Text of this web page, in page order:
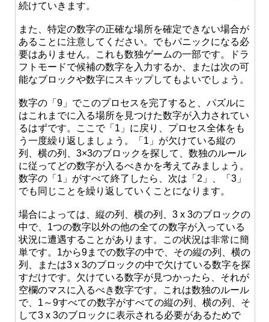
続けていきます。
また、特定の数字の正確な場所を確定できない場合が
あることに注意してください。でもパニックになる必
要はありません。これも数独ゲームの一部です。ドラ
フトモードで候補の数字を入力するか、または次の可
能なブロックや数字にスキップしてもよいでしょう。
数字の「9」でこのプロセスを完了すると、パズルに
はこれまでに入る場所を見つけた数字が入力されてい
るはずです。ここで「1」に戻り、プロセス全体をも
う一度繰り返しましょう。「1」が欠けている縦の
列、横の列、3×3のブロックを探して、数独のルール
に従ってどの数字が入るべきかを考えてみましょう。
数字の「1」がすべて終了したら、次は「2」、「3」
でも同じことを繰り返していくことになります。
場合によっては、縦の列、横の列、3 x 3のブロックの
中で、1つの数字以外の他の全ての数字が入っている
状況に遭遇することがあります。この状況は非常に簡
単です。1から9までの数字の中で、その縦の列、横の
列、または3 x 3のブロックの中で欠けている数字を探
すだけです。欠けている数字が見つかったら、それが
空欄のマスに入るべき数字です。これは数独のルール
で、1～9すべての数字がすべての縦の列、横の列、そ
して3 x 3のブロックに表示される必要があるためで